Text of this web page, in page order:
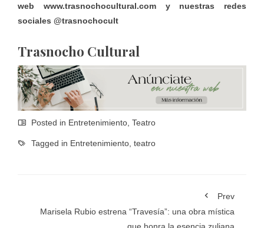
web www.trasnochocultural.comy nuestras redes
sociales @trasnochocult
Trasnocho Cultural
Posted in Entretenimiento Teatro
Tagged in Entretenimiento teatro
Prev
Marisela Rubio estrena “Travesía”: una obra mística